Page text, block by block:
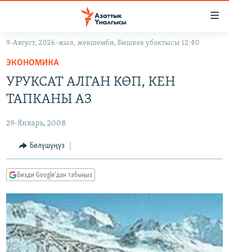
Навигацияга
өтүңүз
Издөөгө
салыңыз
ЭКОНОМИКА
МАДАНИЯТ
БОРБОР АЗИЯ
АТАЙЫН ИЛИКТӨӨ
ТВ ПРОГРАММАЛАР
ЭКСПЕРТТЕР ТАЛДАЙТ
БИЗ ЖАНА ДҮЙНӨ
ДАНИСТЕ
ЭЖЕ-СИҢДИЛЕР
ӨЗГӨЧӨ ПИКИР
Русский
ОНЛАЙН ШЕРИНЕ
9-Август, 2026-жыл, жекшемби, Бишкек убактысы 12:40
ЭКОНОМИКА
УРУКСАТ АЛГАН КӨП, КЕН
ТАПКАНЫ АЗ
29-Январь, 2008
Бөлүшүңүз
Бизди Google'дан табыңыз